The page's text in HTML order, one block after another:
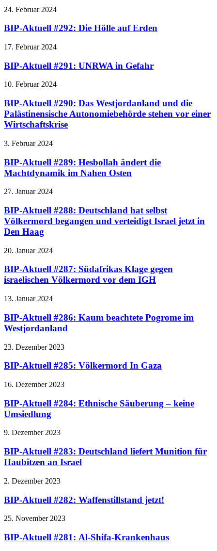
24. Februar 2024
BIP-Aktuell #292: Die Hölle auf Erden
17. Februar 2024
BIP-Aktuell #291: UNRWA in Gefahr
10. Februar 2024
BIP-Aktuell #290: Das Westjordanland und die
Palästinensische Autonomiebehörde stehen vor einer
Wirtschaftskrise
3. Februar 2024
BIP-Aktuell #289: Hesbollah ändert die
Machtdynamik im Nahen Osten
27. Januar 2024
BIP-Aktuell #288: Deutschland hat selbst
Völkermord begangen und verteidigt Israel jetzt in
Den Haag
20. Januar 2024
BIP-Aktuell #287: Südafrikas Klage gegen
israelischen Völkermord vor dem IGH
13. Januar 2024
BIP-Aktuell #286: Kaum beachtete Pogrome im
Westjordanland
23. Dezember 2023
BIP-Aktuell #285: Völkermord In Gaza
16. Dezember 2023
BIP-Aktuell #284: Ethnische Säuberung – keine
Umsiedlung
9. Dezember 2023
BIP-Aktuell #283: Deutschland liefert Munition für
Haubitzen an Israel
2. Dezember 2023
BIP-Aktuell #282: Waffenstillstand jetzt!
25. November 2023
BIP-Aktuell #281: Al-Shifa-Krankenhaus